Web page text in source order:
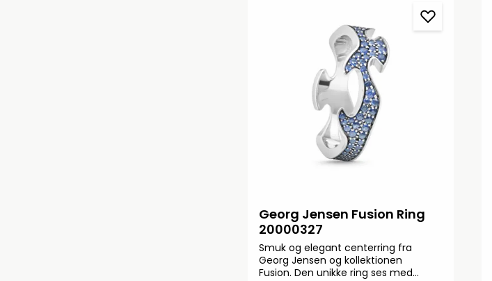
Georg Jensen Fusion Ring
20000327
Smuk og elegant centerring fra
Georg Jensen og kollektionen
Fusion. Den unikke ring ses med